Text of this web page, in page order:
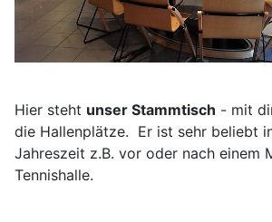
Hier steht unser Stammtisch - mit
die Hallenplätze. Er ist sehr beliebt
Jahreszeit z.B. vor oder nach einem
Tennishalle.